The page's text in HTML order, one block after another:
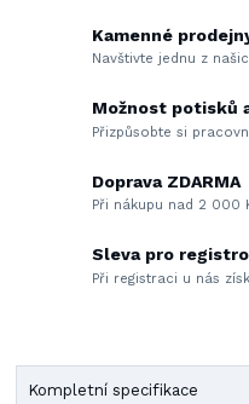
Kamenné
Navštivte jednu z
Možnost potisků
Přizpůsobte si
Doprava ZDARMA
Při nákupu nad 2 000
Sleva pro
Při registraci u nás
Kompletní specifikace